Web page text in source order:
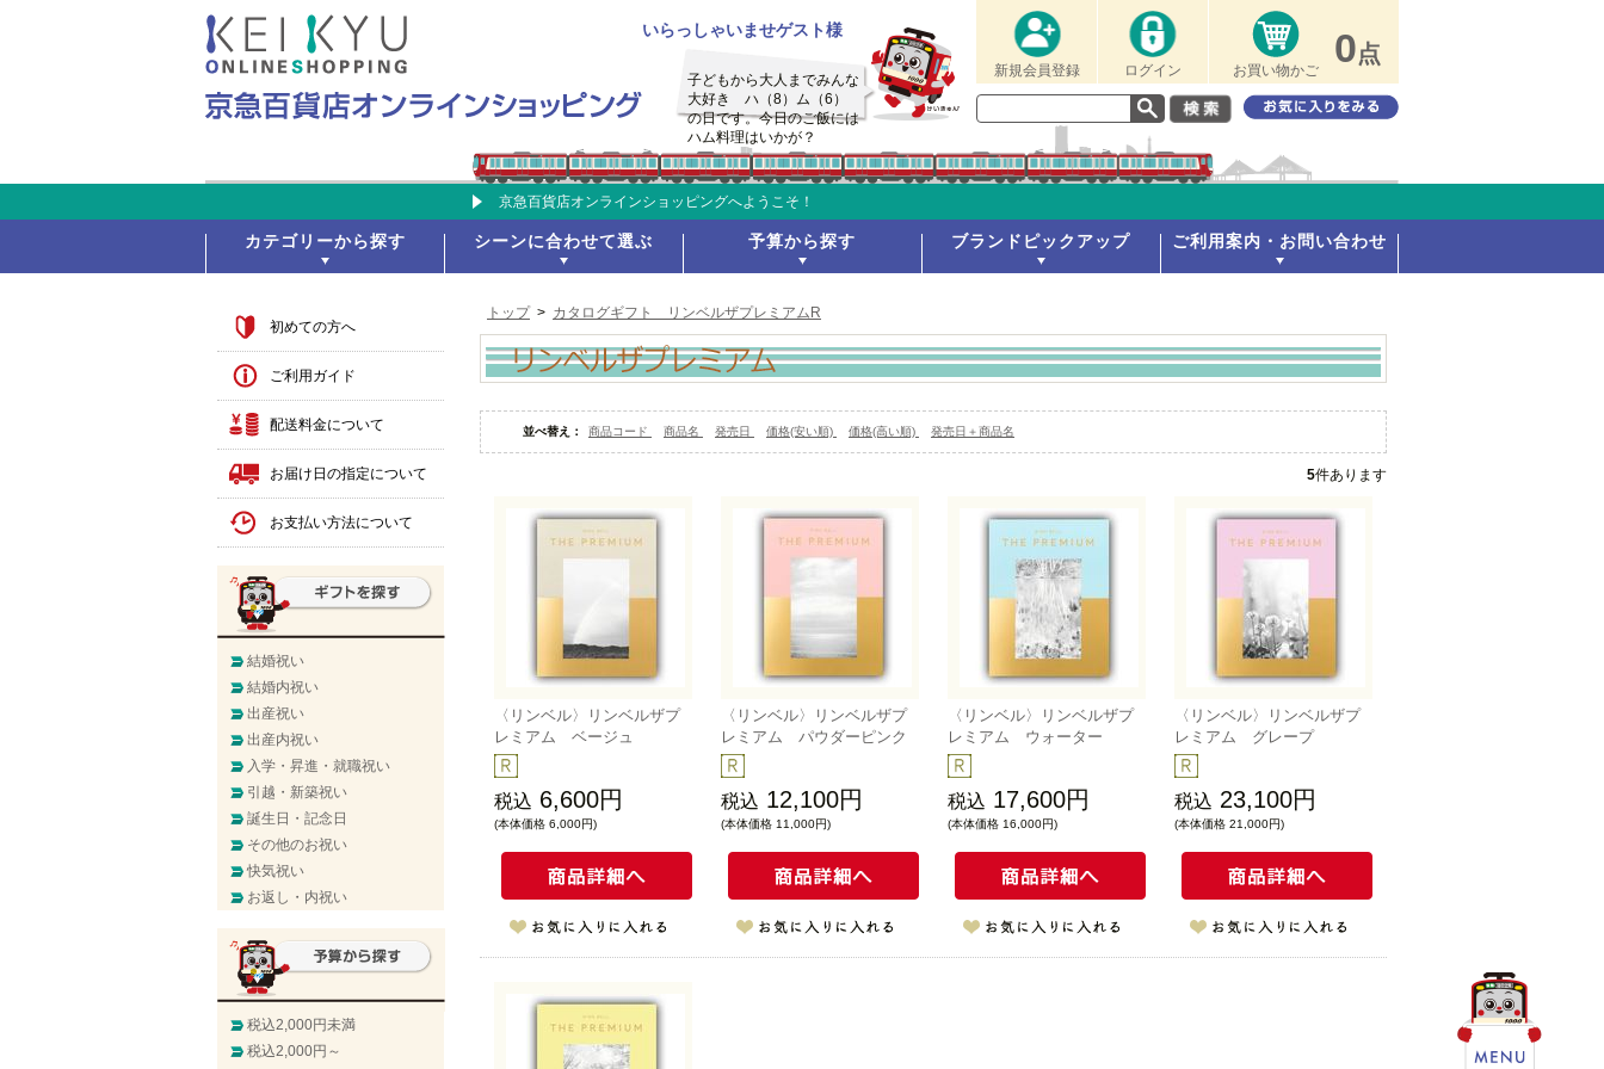
いらっしゃいませゲスト様
子どもから大人までみんな
大好き ハ（8）ム（6）
の日です。今日のご飯には
ハム料理はいかが？
新規会員登録 ログイン お買い物かご 0点
京急百貨店オンラインショッピングへようこそ！
カテゴリーから探す シーンに合わせて選ぶ 予算から探す ブランドピックアップ ご利用案内・お問い合わせ
トップ > カタログギフト リンベルザプレミアムR
並べ替え： 商品コード 商品名 発売日 価格(安い順) 価格(高い順) 発売日＋商品名
5件あります
〈リンベル〉リンベルザプ
レミアム ベージュ
税込 6,600円
(本体価格 6,000円)
〈リンベル〉リンベルザプ
レミアム パウダーピンク
税込 12,100円
(本体価格 11,000円)
〈リンベル〉リンベルザプ
レミアム ウォーター
税込 17,600円
(本体価格 16,000円)
〈リンベル〉リンベルザプ
レミアム グレープ
税込 23,100円
(本体価格 21,000円)
初めての方へ
ご利用ガイド
配送料金について
お届け日の指定について
お支払い方法について
結婚祝い
結婚内祝い
出産祝い
出産内祝い
入学・昇進・就職祝い
引越・新築祝い
誕生日・記念日
その他のお祝い
快気祝い
お返し・内祝い
税込2,000円未満
税込2,000円～